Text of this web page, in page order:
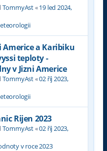
TommyAst«19 led 2024,
Americe a Karibiku
teploty -
v Jizni Americe
TommyAst«02 říj 2023,
Rijen 2023
TommyAst«02 říj 2023,
v roce 2023